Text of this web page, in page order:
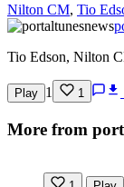
Nilton CM, Tio
Tio Edson, Nilton
Play 1 1
More from